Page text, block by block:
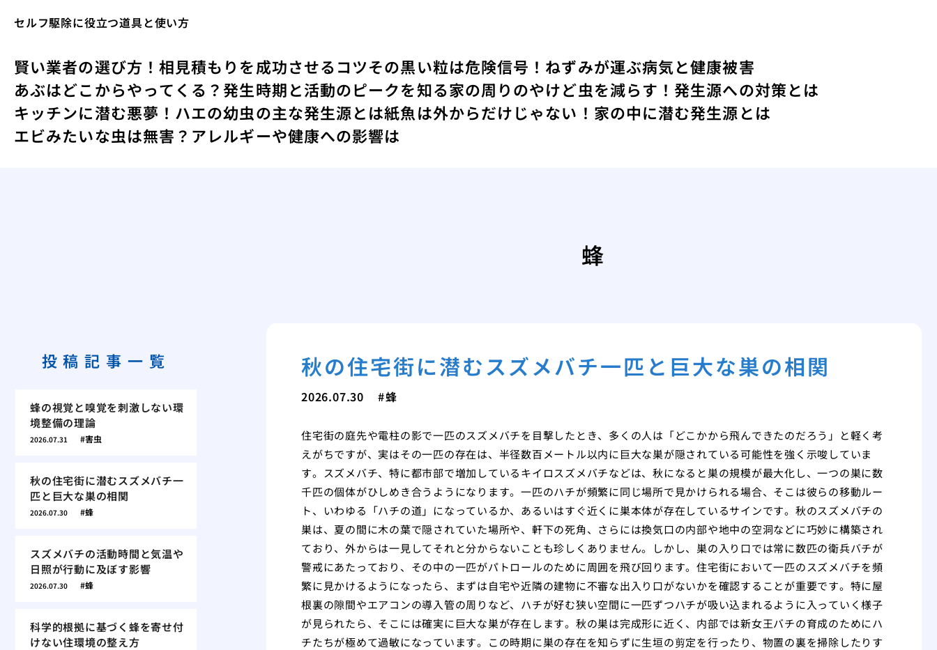
セルフ駆除に役立つ道具と使い方
賢い業者の選び方！相見積もりを成功させるコツその黒い粒は危険信号！ねずみが運ぶ病気と健康被害
あぶはどこからやってくる？発生時期と活動のピークを知る家の周りのやけど虫を減らす！発生源への対策とは
キッチンに潜む悪夢！ハエの幼虫の主な発生源とは紙魚は外からだけじゃない！家の中に潜む発生源とは
エビみたいな虫は無害？アレルギーや健康への影響は
蜂
秋の住宅街に潜むスズメバチ一匹と巨大な巣の相関
2026.07.30 蜂
住宅街の庭先や電柱の影で一匹のスズメバチを目撃したとき、多くの人は「どこかから飛んできたのだろう」と軽く考
えがちですが、実はその一匹の存在は、半径数百メートル以内に巨大な巣が隠されている可能性を強く示唆していま
す。スズメバチ、特に都市部で増加しているキイロスズメバチなどは、秋になると巣の規模が最大化し、一つの巣に数
千匹の個体がひしめき合うようになります。一匹のハチが頻繁に同じ場所で見かけられる場合、そこは彼らの移動ルー
ト、いわゆる「ハチの道」になっているか、あるいはすぐ近くに巣本体が存在しているサインです。秋のスズメバチの
巣は、夏の間に木の葉で隠されていた場所や、軒下の死角、さらには換気口の内部や地中の空洞などに巧妙に構築され
ており、外からは一見してそれと分からないことも珍しくありません。しかし、巣の入り口では常に数匹の衛兵バチが
警戒にあたっており、その中の一匹がパトロールのために周囲を飛び回ります。住宅街において一匹のスズメバチを頻
繁に見かけるようになったら、まずは自宅や近隣の建物に不審な出入り口がないかを確認することが重要です。特に屋
根裏の隙間やエアコンの導入管の周りなど、ハチが好む狭い空間に一匹ずつハチが吸い込まれるように入っていく様子
が見られたら、そこには確実に巨大な巣が存在します。秋の巣は完成形に近く、内部では新女王バチの育成のためにハ
チたちが極めて過敏になっています。この時期に巣の存在を知らずに生垣の剪定を行ったり、物置の裏を掃除したりす
投稿記事一覧
蜂の視覚と嗅覚を刺激しない環
境整備の理論
2026.07.31 害虫
秋の住宅街に潜むスズメバチ一
匹と巨大な巣の相関
2026.07.30 蜂
スズメバチの活動時間と気温や
日照が行動に及ぼす影響
2026.07.30 蜂
科学的根拠に基づく蜂を寄せ付
けない住環境の整え方